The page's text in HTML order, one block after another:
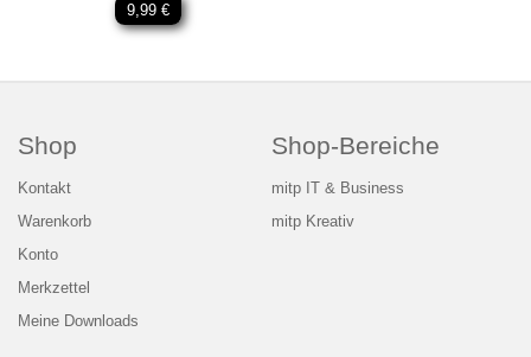
9,99 €
Shop
Kontakt
Warenkorb
Konto
Merkzettel
Meine Downloads
Shop-Bereiche
mitp IT & Business
mitp Kreativ